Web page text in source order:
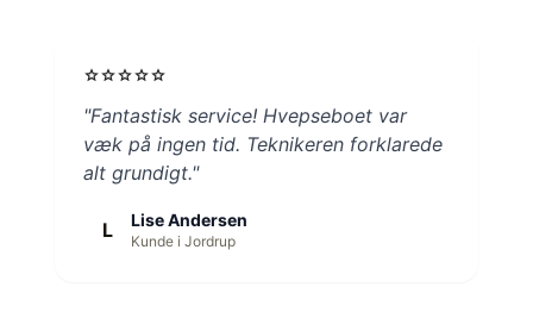
starstarstarstarstar
"Fantastisk service! Hvepseboet var
væk på ingen tid. Teknikeren forklarede
alt grundigt."
L Lise Andersen
Kunde i Jordrup